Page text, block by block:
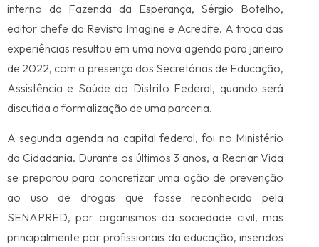
interno da Fazenda da Esperança, Sérgio Botelho,
editor chefe da Revista Imagine e Acredite. A troca das
experiências resultou em uma nova agenda para janeiro
de 2022, com a presença dos Secretárias de Educação,
Assistência e Saúde do Distrito Federal, quando será
discutida a formalização de uma parceria.
A segunda agenda na capital federal, foi no Ministério
da Cidadania. Durante os últimos 3 anos, a Recriar Vida
se preparou para concretizar uma ação de prevenção
ao uso de drogas que fosse reconhecida pela
SENAPRED, por organismos da sociedade civil, mas
principalmente por profissionais da educação, inseridos